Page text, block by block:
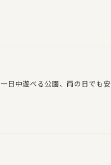
日中遊べる公園、雨の日でも